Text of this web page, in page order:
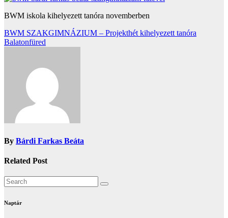
BWM iskola kihelyezett tanóra novemberben
Bejegyzés
navigáció
BWM SZAKGIMNÁZIUM – Projekthét kihelyezett tanóra
Balatonfüred
By Bárdi Farkas Beáta
Related Post
Naptár